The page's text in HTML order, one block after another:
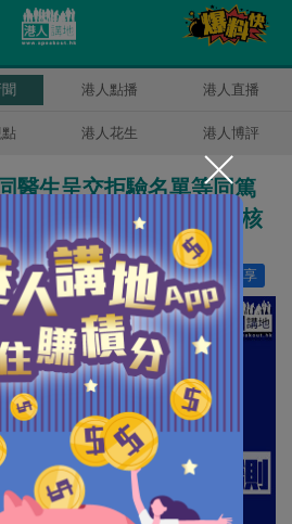
港人點播 港人直播
港人花生 港人博評
醫生呈交拒驗名單等同篤
主席林哲玄：如患肺結核
分享
讚好 4